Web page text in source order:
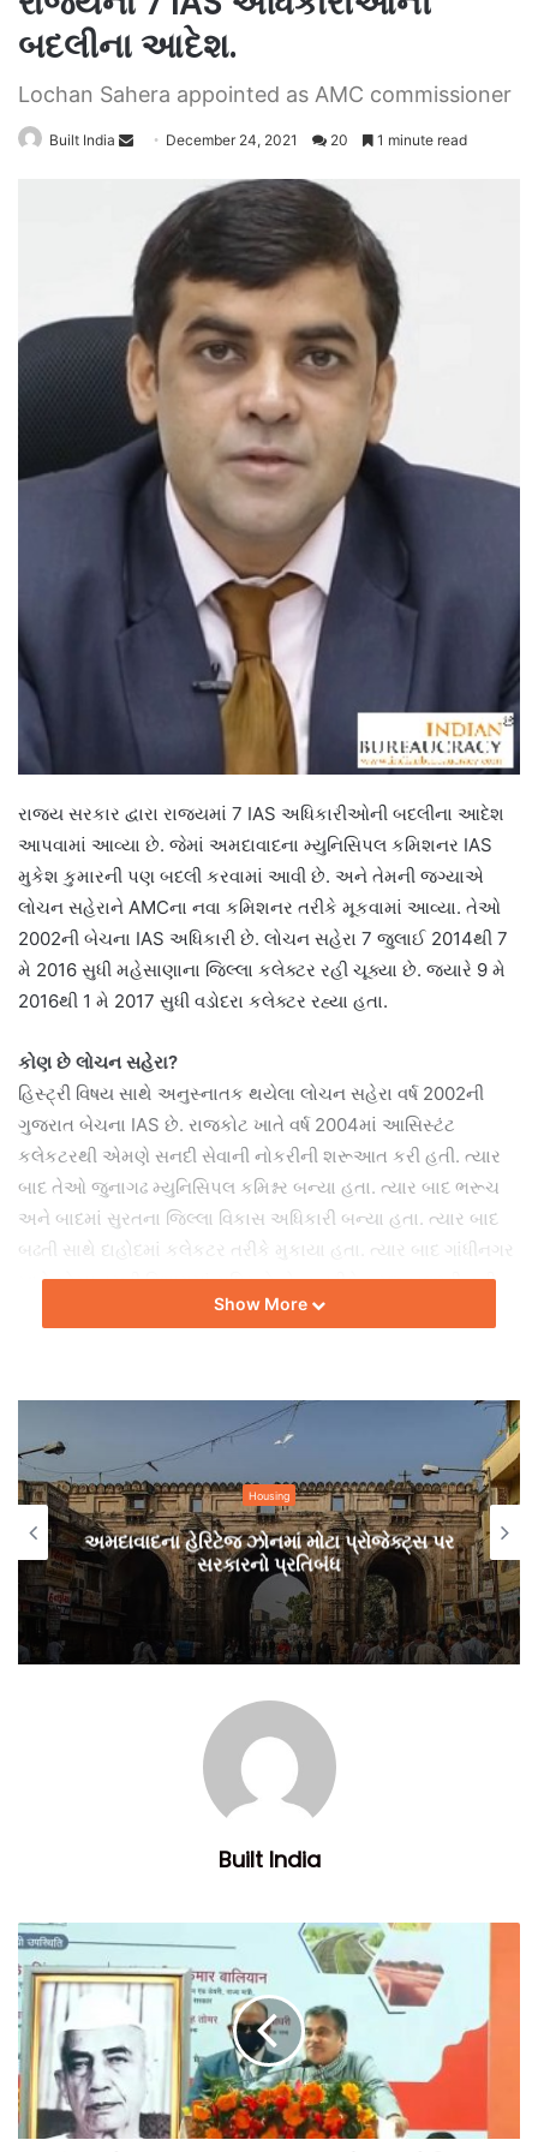
બદલીના આદેશ.
Lochan Sahera appointed as AMC commissioner
Built India
Send December 24, 2021 20 1 minute read
રાજ્ય સરકાર દ્વારા રાજ્યમાં 7 IAS અધિકારીઓની બદલીના આદેશ
આપવામાં આવ્યા છે. જેમાં અમદાવાદના મ્યુનિસિપલ કમિશનર IAS
મુકેશ કુમારની પણ બદલી કરવામાં આવી છે. અને તેમની જગ્યાએ
લોચન સહેરાને AMCના નવા કમિશનર તરીકે મૂકવામાં આવ્યા. તેઓ
2002ની બેચના IAS અધિકારી છે. લોચન સહેરા 7 જુલાઈ 2014થી 7
મે 2016 સુધી મહેસાણાના જિલ્લા કલેક્ટર રહી ચૂક્યા છે. જ્યારે 9 મે
2016થી 1 મે 2017 સુધી વડોદરા કલેક્ટર રહ્યા હતા.
કોણ છે લોચન સહેરા?
હિ‌સ્ટ્રી વિષય સાથે અનુસ્નાતક થયેલા લોચન સહેરા વર્ષ 2002ની
ગુજરાત બેચના IAS છે. રાજકોટ ખાતે વર્ષ 2004માં આસિસ્ટંટ
કલેકટરથી એમણે સનદી સેવાની નોકરીની શરૂઆત કરી હતી. ત્યાર
બાદ તેઓ જુનાગઢ મ્યુનિસિપલ કમિશ્નર બન્યા હતા. ત્યાર બાદ ભરૂચ
અને બાદમાં સુરતના જિલ્લા વિકાસ અધિકારી બન્યા હતા. ત્યાર બાદ
બઢતી સાથે દાહોદમાં કલેકટર તરીકે મુકાયા હતા. ત્યાર બાદ ગાંધીનગર
ખાતે સ્ટેમ્પ ડયૂટી વિભાગમાં સુપ્રિન્ટેન્ડેન્ટ તરીકે ફરજ બજાવી હતી.
મ્યુનિસિપલ કમિશનર તરીકે બદલી કરવામાં આવી છે.
મુકેશ કુમારની ક્યાં બદલી કરાઈ ?
અમદાવાદના હાલના મ્યુનિસિપલ કમિશનર IAS મુકેશ કુમારની
Show More
Housing
અમદાવાદના હેરિટેજ ઝોનમાં મોટા પ્રોજેક્ટ્સ પર
સરકારનો પ્રતિબંધ
Built India